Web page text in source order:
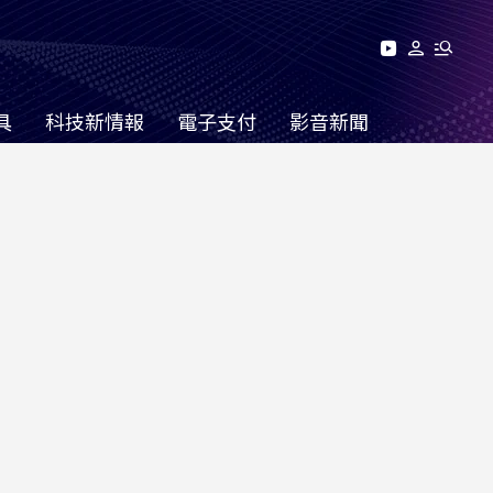
科技新情報 電子支付 影音新聞